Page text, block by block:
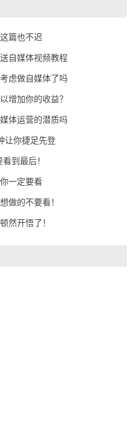
篇也不迟
自媒体视频教程
虑做自媒体了吗
增加你的收益？
体运营的潜质吗
让你捷足先登
到最后！
一定要看
做的不要看！
然开悟了！